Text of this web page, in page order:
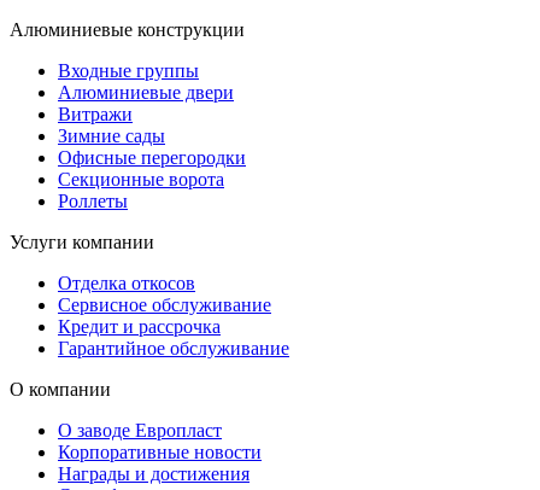
Алюминиевые конструкции
Входные группы
Алюминиевые двери
Витражи
Зимние сады
Офисные перегородки
Секционные ворота
Роллеты
Услуги компании
Отделка откосов
Сервисное обслуживание
Кредит и рассрочка
Гарантийное обслуживание
О компании
О заводе Европласт
Корпоративные новости
Награды и достижения